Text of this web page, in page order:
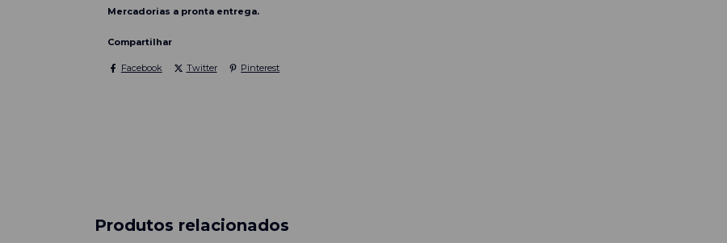
Mercadorias a pronta entrega.
Compartilhar
Facebook Twitter Pinterest
Produtos relacionados